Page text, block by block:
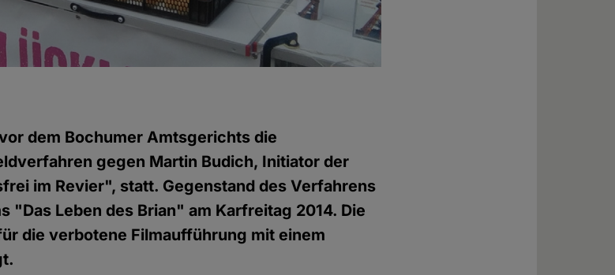
dem Bochumer Amtsgerichts die
gegen Martin Budich, Initiator der
im Revier", statt. Gegenstand des Verfahrens
"Das Leben des Brian" am Karfreitag 2014. Die
die verbotene Filmaufführung mit einem